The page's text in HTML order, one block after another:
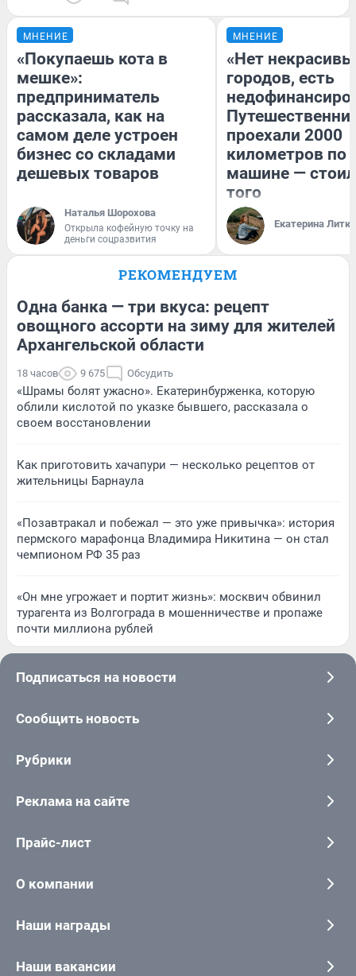
МНЕНИЕ
«Покупаешь кота в
мешке»:
предприниматель
рассказала, как на
самом деле устроен
бизнес со складами
дешевых товаров
Наталья Шорохова
Открыла кофейную точку на
деньги соцразвития
МНЕНИЕ
«Нет
городов, есть
проехали 2000
километров по
машине —
того
Екатерина
РЕКОМЕНДУЕМ
Одна банка — три вкуса: рецепт
овощного ассорти на зиму для жителей
Архангельской области
18 часов 9 675 Обсудить
«Шрамы болят ужасно». Екатеринбурженка, которую
облили кислотой по указке бывшего, рассказала о
своем восстановлении
Как приготовить хачапури — несколько рецептов от
жительницы Барнаула
«Позавтракал и побежал — это уже привычка»: история
пермского марафонца Владимира Никитина — он стал
чемпионом РФ 35 раз
«Он мне угрожает и портит жизнь»: москвич обвинил
турагента из Волгограда в мошенничестве и пропаже
почти миллиона рублей
Подписаться на новости
Сообщить новость
Рубрики
Реклама на сайте
Прайс-лист
О компании
Наши награды
Наши вакансии